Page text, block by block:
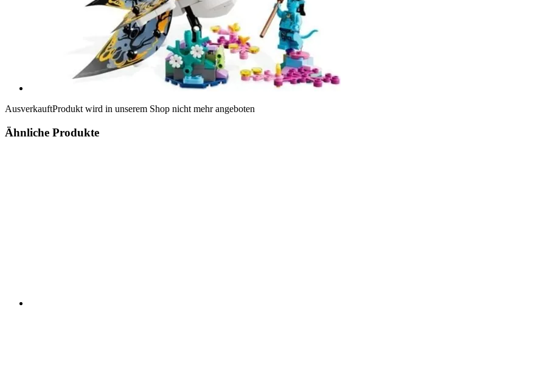
AusverkauftProdukt wird in unserem Shop nicht mehr angeboten
Ähnliche Produkte